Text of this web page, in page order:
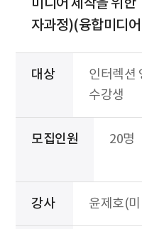
자과정)(융합미디
대상
인터렉션
수강생
모집인원 20명
강사 윤제호(